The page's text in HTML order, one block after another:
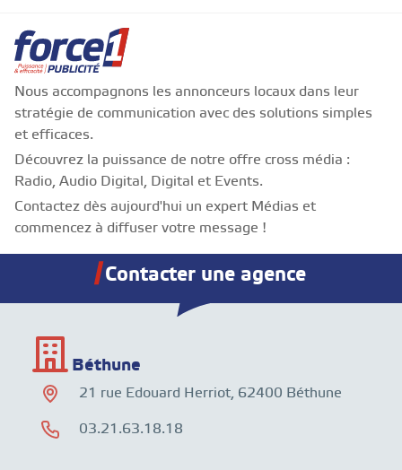
Nous accompagnons les annonceurs locaux dans leur
stratégie de communication avec des solutions simples
et efficaces.
Découvrez la puissance de notre offre cross média :
Radio, Audio Digital, Digital et Events.
Contactez dès aujourd'hui un expert Médias et
commencez à diffuser votre message !
Contacter une agence
Béthune
21 rue Edouard Herriot, 62400 Béthune
03.21.63.18.18